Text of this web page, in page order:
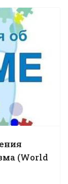
(World